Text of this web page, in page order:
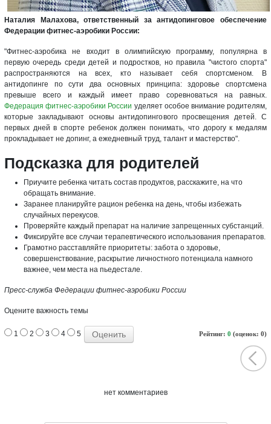
Наталия Малахова, ответственный за антидопинговое обеспечение
Федерации фитнес-аэробики России:
"Фитнес-аэробика не входит в олимпийскую программу, популярна в
первую очередь среди детей и подростков, но правила "чистого спорта"
распространяются на всех, кто называет себя спортсменом. В
антидопинге по сути два основных принципа: здоровье спортсмена
превыше всего и каждый имеет право соревноваться на равных.
Федерация фитнес-аэробики России уделяет особое внимание родителям,
которые закладывают основы антидопингового просвещения детей. С
первых дней в спорте ребенок должен понимать, что дорогу к медалям
прокладывает не допинг, а ежедневный труд, талант и мастерство".
Подсказка для родителей
Приучите ребенка читать состав продуктов, расскажите, на что
обращать внимание.
Заранее планируйте рацион ребенка на день, чтобы избежать
случайных перекусов.
Проверяйте каждый препарат на наличие запрещенных субстанций.
Фиксируйте все случаи терапевтического использования препаратов.
Грамотно расставляйте приоритеты: забота о здоровье,
совершенствование, раскрытие личностного потенциала намного
важнее, чем места на пьедестале.
Пресс-служба Федерации фитнес-аэробики России
Оцените важность темы
Рейтинг: 0 (оценок: 0)
1 2 3 4 5
нет комментариев